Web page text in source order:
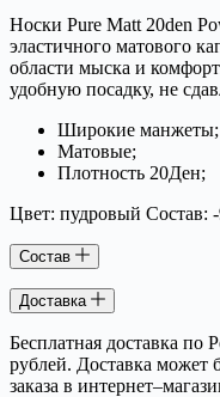
Носки Pure Matt 20den
эластичного матового
области мыска и
удобную посадку, не
Широкие манжеты;
Матовые;
Плотность 20Ден;
Цвет: пудровый Состав:
Состав
Доставка
Бесплатная доставка по
рублей. Доставка может
заказа в